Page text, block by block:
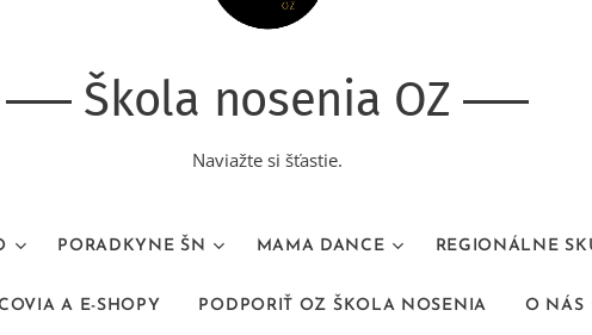
Škola nosenia OZ
Naviažte si šťastie.
PORADKYNE ŠN MAMA DANCE REGIONÁLNE
A E-SHOPY PODPORIŤ OZ ŠKOLA NOSENIA O NÁS